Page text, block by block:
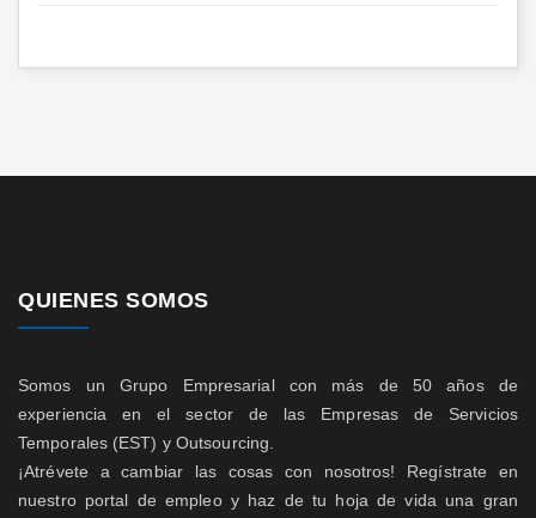
QUIENES SOMOS
Somos un Grupo Empresarial con más de 50 años de
experiencia en el sector de las Empresas de Servicios
Temporales (EST) y Outsourcing.
¡Atrévete a cambiar las cosas con nosotros! Regístrate en
nuestro portal de empleo y haz de tu hoja de vida una gran